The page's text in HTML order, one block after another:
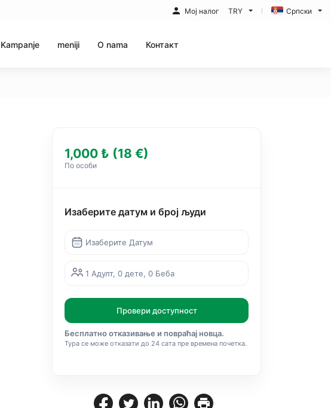
Мој налог TRY Српски
Kampanje meniji O nama Контакт
1,000 ₺ (18 €)
По особи
Изаберите датум и број људи
Изаберите Датум
1 Адулт, 0 дете, 0 Беба
Провери доступност
Бесплатно отказивање и повраћај новца.
Тура се може отказати до 24 сата пре времена почетка.